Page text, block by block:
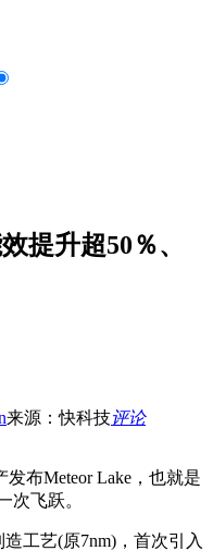
提升超50％、
来源 ：快科技评论
布Meteor Lake，也就是
次飞跃。
工艺(原7nm)，首次引入